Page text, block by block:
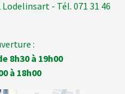
- Tél. 071 31 46
:
8h30 à 19h00
à 18h00